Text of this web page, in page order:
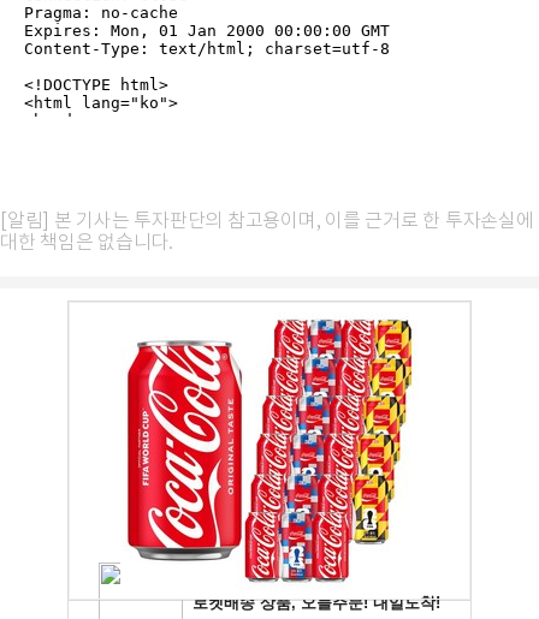
[알림] 본 기사는 투자판단의 참고용이며, 이를 근거로 한 투자손실에
대한 책임은 없습니다.